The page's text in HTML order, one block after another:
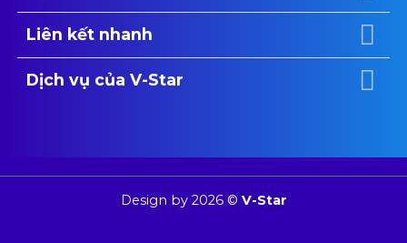
Liên kết nhanh
Dịch vụ của V-Star
Design by 2026 © V-Star